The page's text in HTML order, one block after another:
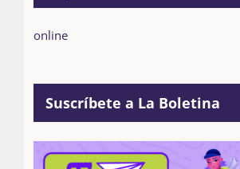
online
Suscríbete a La Boletina